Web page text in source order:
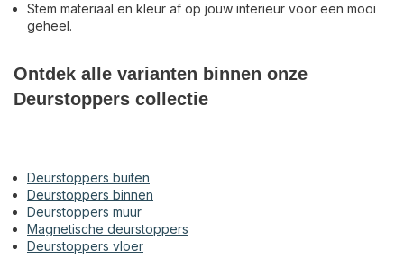
Stem materiaal en kleur af op jouw interieur voor een mooi
geheel.
Ontdek alle varianten binnen onze
Deurstoppers collectie
Deurstoppers buiten
Deurstoppers binnen
Deurstoppers muur
Magnetische deurstoppers
Deurstoppers vloer